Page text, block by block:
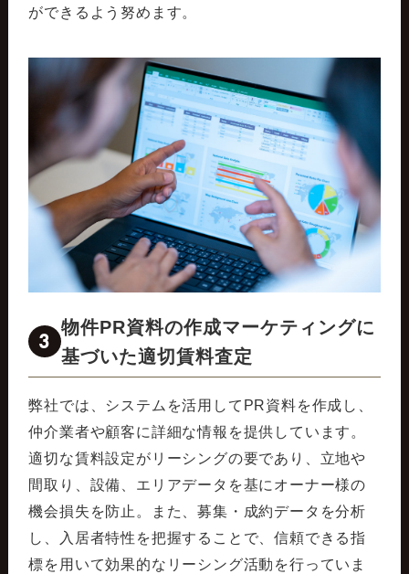
ができるよう努めます。
3
物件PR資料の作成マーケティングに
基づいた適切賃料査定
弊社では、システムを活用してPR資料を作成し、
仲介業者や顧客に詳細な情報を提供しています。
適切な賃料設定がリーシングの要であり、立地や
間取り、設備、エリアデータを基にオーナー様の
機会損失を防止。また、募集・成約データを分析
し、入居者特性を把握することで、信頼できる指
標を用いて効果的なリーシング活動を行っていま